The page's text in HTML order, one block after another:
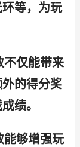
等，为玩
不仅能带来
的得分奖
绩。
能够增强玩